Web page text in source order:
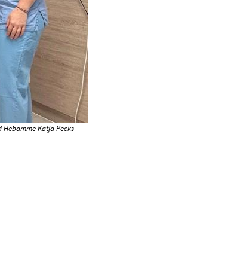
Katja Pecks